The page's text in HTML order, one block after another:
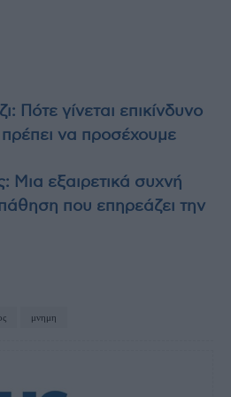
Πότε γίνεται επικίνδυνο
πρέπει να προσέχουμε
Μια εξαιρετικά συχνή
που επηρεάζει την
μνημη